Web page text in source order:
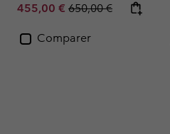
Sale price:
455,00 € Regular price:
650,00 €
Comparer